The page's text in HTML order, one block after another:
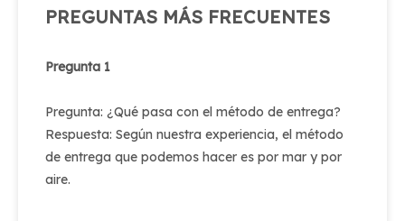
PREGUNTAS MÁS FRECUENTES
Pregunta 1
Pregunta: ¿Qué pasa con el método de entrega?
Respuesta: Según nuestra experiencia, el método
de entrega que podemos hacer es por mar y por
aire.